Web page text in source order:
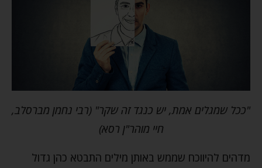
"ככל שמגלים אמת, יש כנגד זה שקר" (רבי נחמן מברסלב,
חיי מוהר"ן רסא)
מדהים להיווכח שממש באותן מילים התבטא כהן גדול